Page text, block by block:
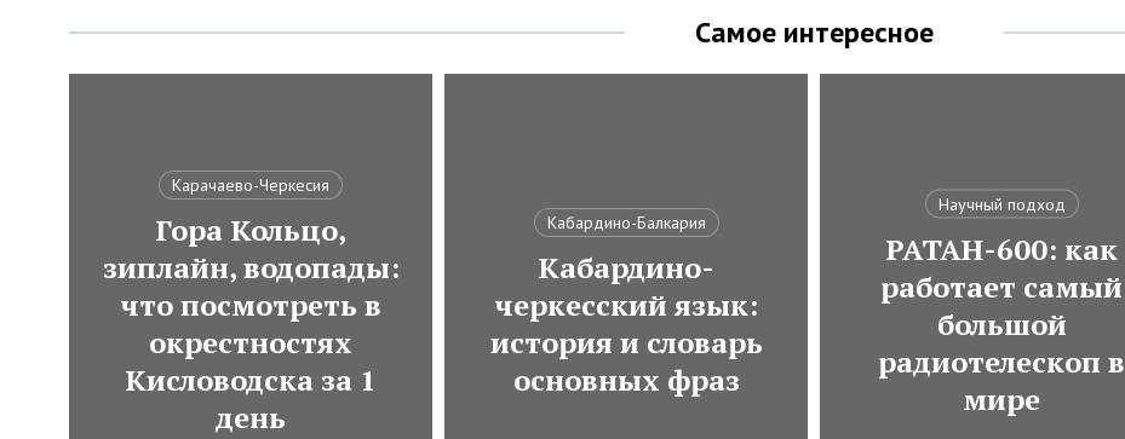
Самое интересное
Карачаево-Черкесия
Гора Кольцо,
зиплайн, водопады:
что посмотреть в
окрестностях
Кисловодска за 1
день
Кабардино-Балкария
Кабардино-
черкесский язык:
история и словарь
основных фраз
Научный подход
РАТАН-600: как
работает самый
большой
радиотелескоп в
мире